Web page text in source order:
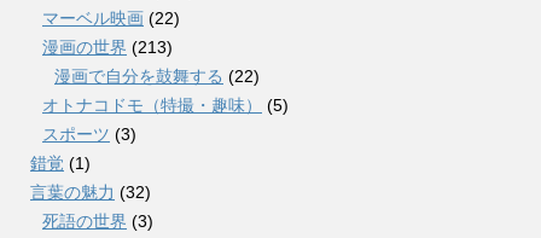
マーベル映画 (22)
漫画の世界 (213)
漫画で自分を鼓舞する (22)
オトナコドモ（特撮・趣味）
(5)
スポーツ (3)
錯覚 (1)
言葉の魅力 (32)
死語の世界 (3)